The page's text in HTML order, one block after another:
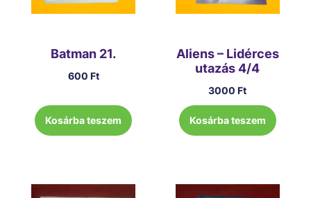
Batman 21.
600 Ft
Kosárba teszem
Aliens – Lidérces
utazás 4/4
3000Ft
Kosárba teszem